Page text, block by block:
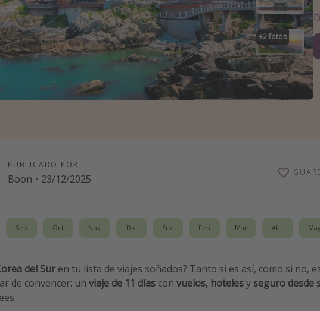
+2fotos
PUBLICADO POR
Boon · 23/12/2025
Sep Oct Nov Dic Ene Feb Mar Abr May
del Sur en tu lista de viajes soñados? Tanto si es así, como si no,
de convencer: un viaje de 11 días con vuelos, hotelesy seguro desde